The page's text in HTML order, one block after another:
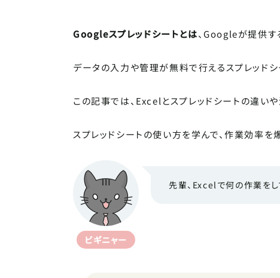
Googleスプレッドシートとは、Googleが提供す
データの入力や管理が無料で行えるスプレッド
この記事では、Excelとスプレッドシートの違い
スプレッドシートの使い方を学んで、作業効率を
ビギニャー
先輩、Excelで何の作業をし